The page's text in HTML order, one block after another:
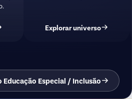
Explorar universo
Especial / Inclusão